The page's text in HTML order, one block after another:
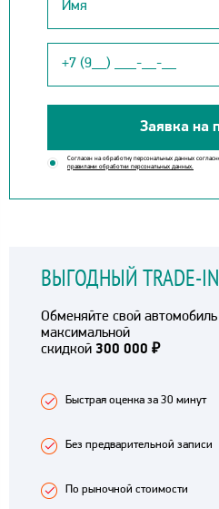
Заявка на
Согласен на обработку персональных данных
правилами обработки персональных данных.
ВЫГОДНЫЙ TRADE-IN
Обменяйте свой
максимальной
скидкой 300 000 ₽
Быстрая оценка за 30 минут
Без предварительной записи
По рыночной стоимости